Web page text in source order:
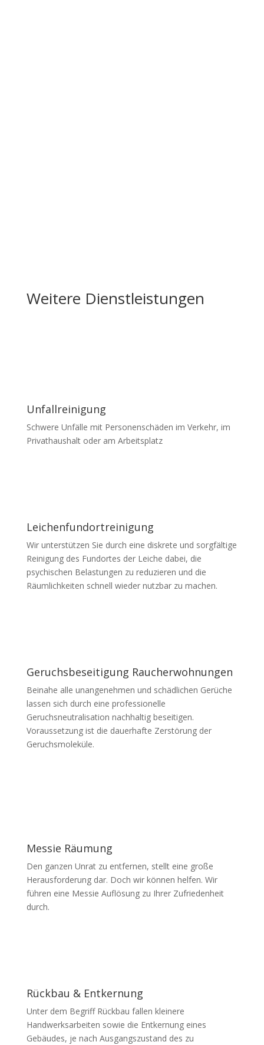
Weitere Dienstleistungen
Unfallreinigung
Schwere Unfälle mit Personenschäden im Verkehr, im
Privathaushalt oder am Arbeitsplatz
Leichenfundortreinigung
Wir unterstützen Sie durch eine diskrete und sorgfältige
Reinigung des Fundortes der Leiche dabei, die
psychischen Belastungen zu reduzieren und die
Räumlichkeiten schnell wieder nutzbar zu machen.
Geruchsbeseitigung Raucherwohnungen
Beinahe alle unangenehmen und schädlichen Gerüche
lassen sich durch eine professionelle
Geruchsneutralisation nachhaltig beseitigen.
Voraussetzung ist die dauerhafte Zerstörung der
Geruchsmoleküle.
Messie Räumung
Den ganzen Unrat zu entfernen, stellt eine große
Herausforderung dar. Doch wir können helfen. Wir
führen eine Messie Auflösung zu Ihrer Zufriedenheit
durch.
Rückbau & Entkernung
Unter dem Begriff Rückbau fallen kleinere
Handwerksarbeiten sowie die Entkernung eines
Gebäudes, je nach Ausgangszustand des zu